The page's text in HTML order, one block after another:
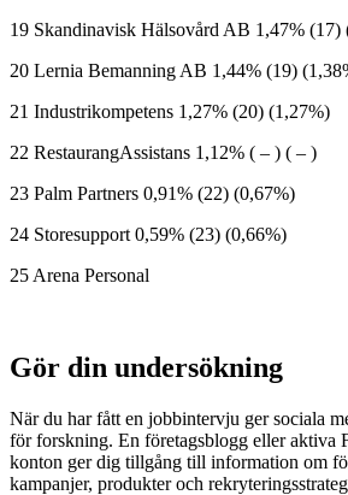
19 Skandinavisk Hälsovård AB 1,47% (17)
20 Lernia Bemanning AB 1,44% (19)
21 Industrikompetens 1,27% (20) (1,27%)
22 RestaurangAssistans 1,12% ( – ) ( – )
23 Palm Partners 0,91% (22) (0,67%)
24 Storesupport 0,59% (23) (0,66%)
25 Arena Personal
Gör din undersökning
När du har fått en jobbintervju ger sociala
för forskning. En företagsblogg eller aktiva
konton ger dig tillgång till information om
kampanjer, produkter och